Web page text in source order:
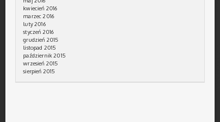
kwiecień 2016
marzec 2016
luty 2016
styczeń 2016
grudzień 2015
listopad 2015
październik 2015
wrzesień 2015
sierpień 2015